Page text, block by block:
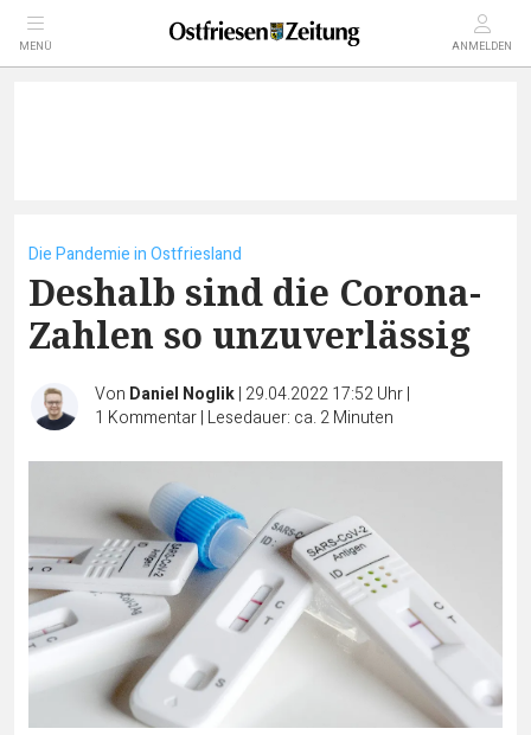
MENÜ ANMELDEN
Die Pandemie in Ostfriesland
Deshalb sind die Corona-
Zahlen so unzuverlässig
Von Daniel Noglik| 29.04.2022 17:52 Uhr|
1 Kommentar| Lesedauer: ca. 2 Minuten